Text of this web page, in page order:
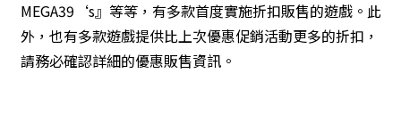
MEGA39‘s』等等，有多款首度實施折扣販售的遊戲。此
外，也有多款遊戲提供比上次優惠促銷活動更多的折扣，
請務必確認詳細的優惠販售資訊。